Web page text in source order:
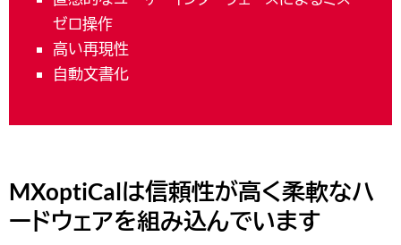
ゼロ操作
高い再現性
自動文書化
MXoptiCalは信頼性が高く柔軟なハ
ードウェアを組み込んでいます